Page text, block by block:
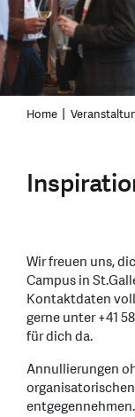
Home
Wir freuen uns,
Campus in
Kontaktdaten
gerne unter +41
für dich da.
Annullierungen
entgegennehmen.